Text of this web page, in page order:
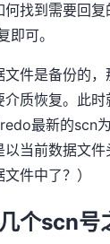
何找到需要回
即可。
文件是备份的
介质恢复。此
最新的scn
以当前数据文
件中了？）
个scn号